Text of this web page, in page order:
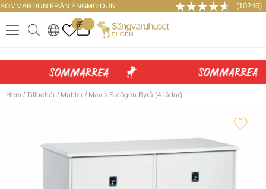
SOMMARDUN FRÅN ENGMO DUN (10246)
.
0
. ..
LOGGA IN
Hem / Tillbehör / Möbler / Mavis Smögen Byrå (4 lådor)